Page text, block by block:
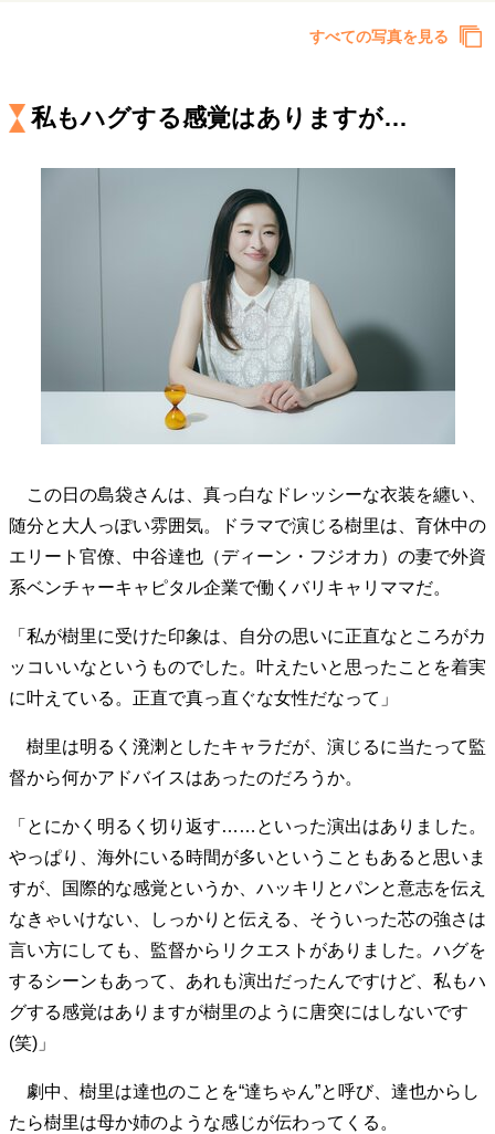
リーダーの流儀 変革の原動力
次世代へのバトン
トップが描く未来
一流のルーティン
10代・20代の土台
50代のリアル
美しさの哲学
パートナーとの歩み方
一生モノの愛用品
私を彩るエッセンス
60代のネクストステージ
70代のグランドデザイン
地域とつながる/お金との付き合い方
すべての写真を見る
私もハグする感覚はありますが…
この日の島袋さんは、真っ白なドレッシーな衣装を纏い、
随分と大人っぽい雰囲気。ドラマで演じる樹里は、育休中の
エリート官僚、中谷達也（ディーン・フジオカ）の妻で外資
系ベンチャーキャピタル企業で働くバリキャリママだ。
「私が樹里に受けた印象は、自分の思いに正直なところがカ
ッコいいなというものでした。叶えたいと思ったことを着実
に叶えている。正直で真っ直ぐな女性だなって」
樹里は明るく溌溂としたキャラだが、演じるに当たって監
督から何かアドバイスはあったのだろうか。
「とにかく明るく切り返す……といった演出はありました。
やっぱり、海外にいる時間が多いということもあると思いま
すが、国際的な感覚というか、ハッキリとパンと意志を伝え
なきゃいけない、しっかりと伝える、そういった芯の強さは
言い方にしても、監督からリクエストがありました。ハグを
するシーンもあって、あれも演出だったんですけど、私もハ
グする感覚はありますが樹里のように唐突にはしないです
(笑)」
劇中、樹里は達也のことを“達ちゃん”と呼び、達也からし
たら樹里は母か姉のような感じが伝わってくる。